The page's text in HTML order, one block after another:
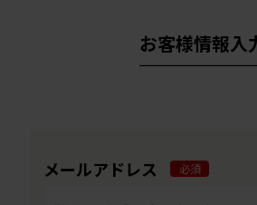
お客様情報入
メールアドレス 必須